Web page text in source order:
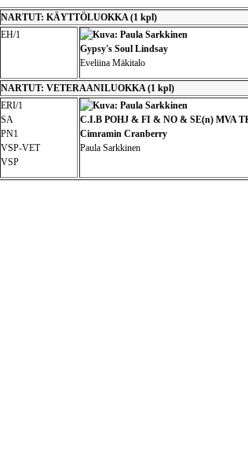
NARTUT: KÄYTTÖLUOKKA (1 kpl)
EH/1
Gypsy's Soul Lindsay
Eveliina Mäkitalo
NARTUT: VETERAANILUOKKA (1 kpl)
ERI/1
SA
PN1
VSP-VET
VSP
C.I.B POHJ & FI & NO & SE(n) MVA
Cimramin Cranberry
Paula Sarkkinen